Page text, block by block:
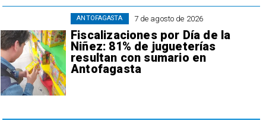
7 de agosto de 2026
Fiscalizaciones por Día de la
Niñez: 81% de jugueterías
resultan con sumario en
Antofagasta
ANTOFAGASTA